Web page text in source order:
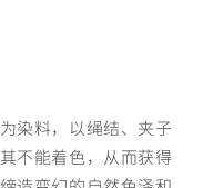
料，以绳结、夹子
不能着色，从而获得